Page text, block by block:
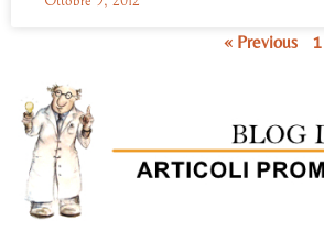
« Previous 1